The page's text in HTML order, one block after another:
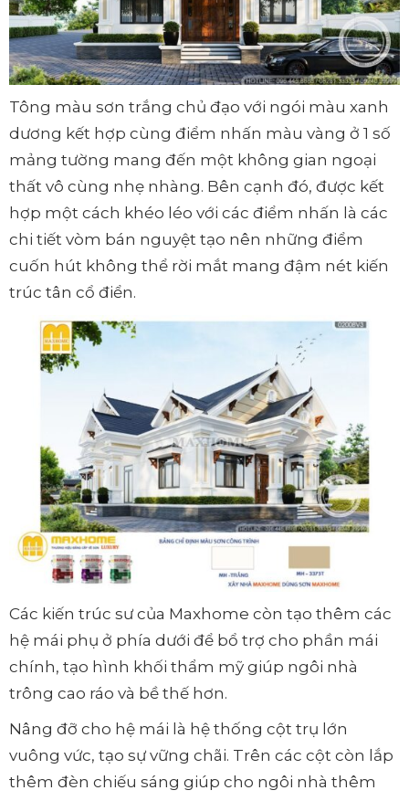
Tông màu sơn trắng chủ đạo với ngói màu xanh
dương kết hợp cùng điểm nhấn màu vàng ở 1 số
mảng tường mang đến một không gian ngoại
thất vô cùng nhẹ nhàng. Bên cạnh đó, được kết
hợp một cách khéo léo với các điểm nhấn là các
chi tiết vòm bán nguyệt tạo nên những điểm
cuốn hút không thể rời mắt mang đậm nét kiến
trúc tân cổ điển.
Các kiến trúc sư của Maxhome còn tạo thêm các
hệ mái phụ ở phía dưới để bổ trợ cho phần mái
chính, tạo hình khối thẩm mỹ giúp ngôi nhà
trông cao ráo và bề thế hơn.
Nâng đỡ cho hệ mái là hệ thống cột trụ lớn
vuông vức, tạo sự vững chãi. Trên các cột còn lắp
thêm đèn chiếu sáng giúp cho ngôi nhà thêm